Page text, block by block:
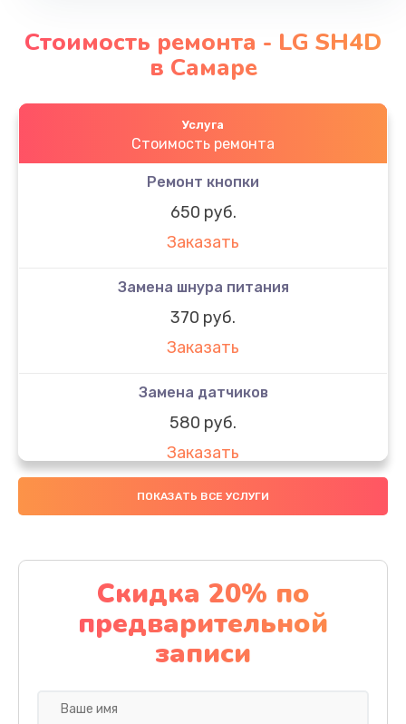
Стоимость ремонта - LG SH4D
в Самаре
Услуга
Стоимость ремонта
Ремонт кнопки
650 руб.
Заказать
Замена шнура питания
370 руб.
Заказать
Замена датчиков
580 руб.
Заказать
Комплексная чистка
Заказать
Замена дисплея (экрана)
2000 руб.
Заказать
Ремонт платы электроники
ПОКАЗАТЬ ВСЕ УСЛУГИ
Скидка 20% по
предварительной
записи